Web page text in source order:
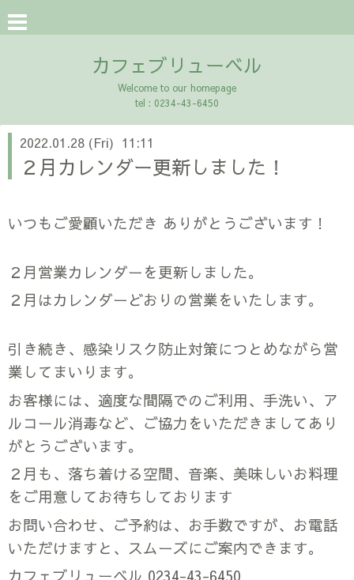
カフェブリューベル
Welcome to our homepage
tel : 0234-43-6450
2022.01.28 (Fri) 11:11
２月カレンダー更新しました！
いつもご愛顧いただき ありがとうございます！
２月営業カレンダーを更新しました。
２月はカレンダーどおりの営業をいたします。
引き続き、感染リスク防止対策につとめながら営
業してまいります。
お客様には、適度な間隔でのご利用、手洗い、ア
ルコール消毒など、ご協力をいただきましてあり
がとうございます。
２月も、落ち着ける空間、音楽、美味しいお料理
をご用意してお待ちしております
お問い合わせ、ご予約は、お手数ですが、お電話
いただけますと、スムーズにご案内できます。
カフェブリューベル 0234-43-6450